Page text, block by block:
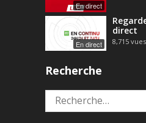
En direct
En direct
direct
8,715 vues
Recherche
Rechercher :